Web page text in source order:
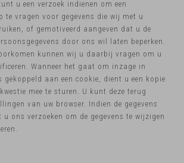
u een verzoek indienen om een
te vragen voor gegevens die wij met u
of gemotiveerd aangeven dat u de
door ons wil laten beperken.
kunnen wij u daarbij vragen om u
Wanneer het gaat om inzage in
gekoppeld aan een cookie, dient u een kopie
mee te sturen. U kunt deze terug
van uw browser. Indien de gegevens
ons verzoeken om de gegevens te wijzigen